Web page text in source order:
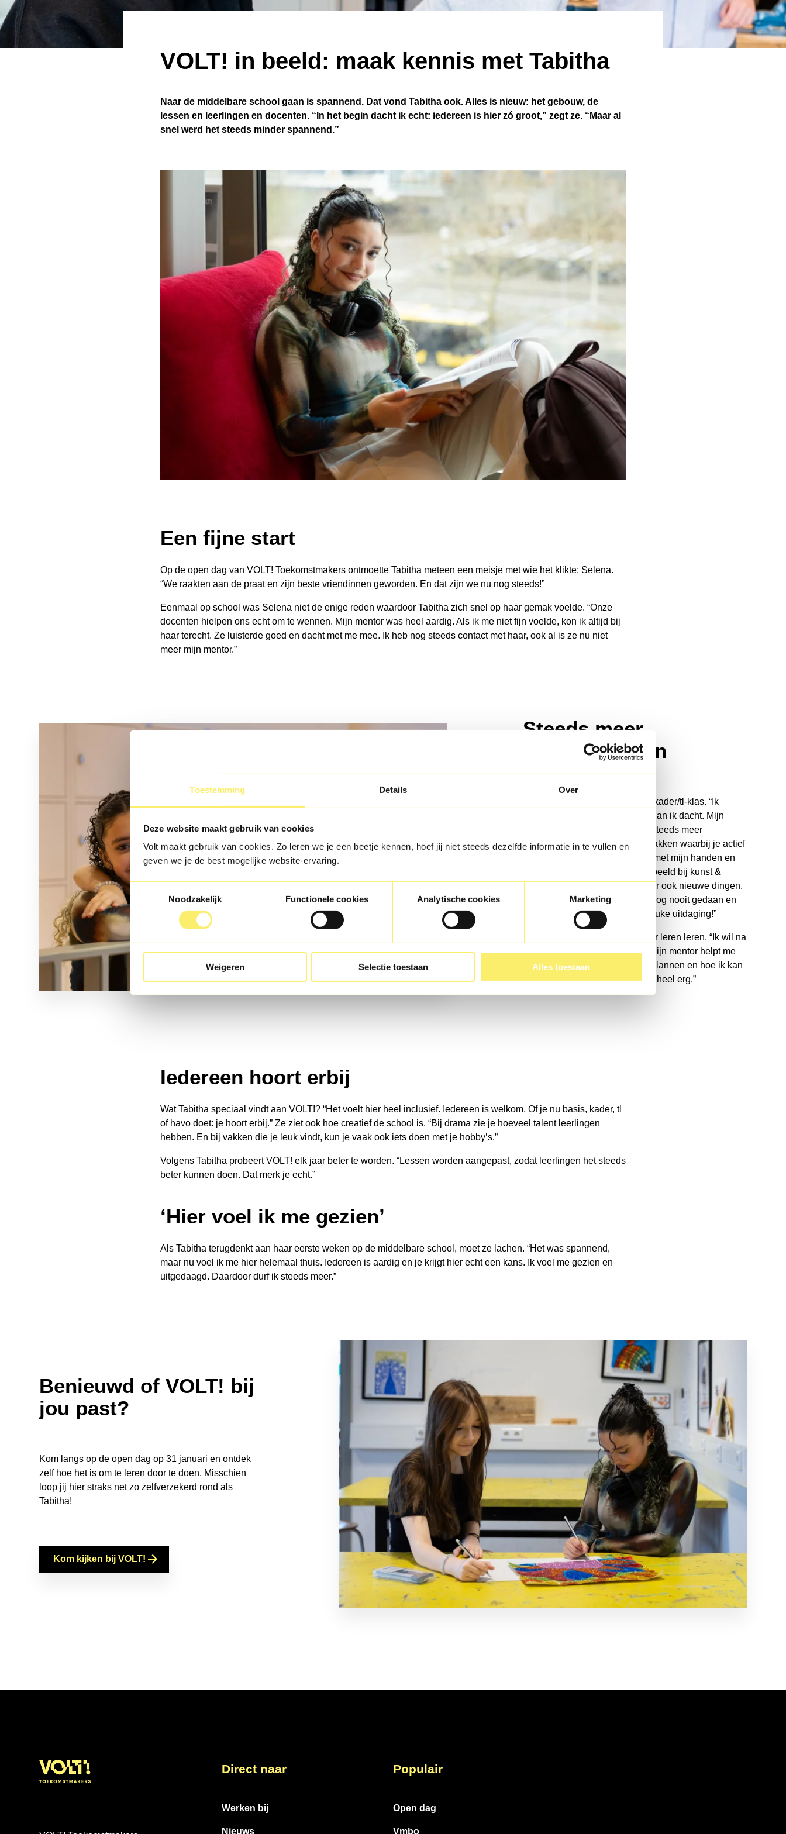
Toestemming Details Over
Deze website maakt gebruik van cookies
Volt maakt gebruik van cookies. Zo leren we je een beetje kennen, hoef jij niet steeds dezelfde informatie in te vullen en
geven we je de best mogelijke website-ervaring.
Toestemmingsselectie
Noodzakelijk
Functionele cookies Analytische cookies Marketing
Weigeren Selectie toestaan Alles toestaan
Jongerenrechtbank
Onderwijskwaliteit
Ondersteuning
Solidariteitsfonds VOLT! in beeld: maak kennis met Tabitha
Naar de middelbare school gaan is spannend. Dat vond Tabitha ook. Alles is nieuw: het gebouw, de
lessen en leerlingen en docenten. “In het begin dacht ik echt: iedereen is hier zó groot,” zegt ze. “Maar al
snel werd het steeds minder spannend.”
Een fijne start
Op de open dag van VOLT! Toekomstmakers ontmoette Tabitha meteen een meisje met wie het klikte: Selena.
“We raakten aan de praat en zijn beste vriendinnen geworden. En dat zijn we nu nog steeds!”
Eenmaal op school was Selena niet de enige reden waardoor Tabitha zich snel op haar gemak voelde. “Onze
docenten hielpen ons echt om te wennen. Mijn mentor was heel aardig. Als ik me niet fijn voelde, kon ik altijd bij
haar terecht. Ze luisterde goed en dacht met me mee. Ik heb nog steeds contact met haar, ook al is ze nu niet
meer mijn mentor.”
Steeds meer
zelfvertrouwen
Tabitha begon op VOLT! in een kader/tl-klas. “Ik
ontdek nu dat ik veel meer kan dan ik dacht. Mijn
cijfers gaan omhoog en ik krijg steeds meer
zelfvertrouwen.” Ze houdt van vakken waarbij je actief
bezig bent. “Ik vind het leuk om met mijn handen en
mijn lichaam te werken. Bijvoorbeeld bij kunst &
cultuur en bij gym. We leren daar ook nieuwe dingen,
zoals speerwerpen. Dat had ik nog nooit gedaan en
dat is best technisch, dus een leuke uitdaging!”
Maar Tabitha wil ook graag beter leren leren. “Ik wil na
de tl graag door naar de havo. Mijn mentor helpt me
daarbij. Hij leert me hoe ik kan plannen en hoe ik kan
leren voor toetsen. Dat helpt me heel erg.”
Iedereen hoort erbij
Wat Tabitha speciaal vindt aan VOLT!? “Het voelt hier heel inclusief. Iedereen is welkom. Of je nu basis, kader, tl
of havo doet: je hoort erbij.” Ze ziet ook hoe creatief de school is. “Bij drama zie je hoeveel talent leerlingen
hebben. En bij vakken die je leuk vindt, kun je vaak ook iets doen met je hobby’s.”
Volgens Tabitha probeert VOLT! elk jaar beter te worden. “Lessen worden aangepast, zodat leerlingen het steeds
beter kunnen doen. Dat merk je echt.”
‘Hier voel ik me gezien’
Als Tabitha terugdenkt aan haar eerste weken op de middelbare school, moet ze lachen. “Het was spannend,
maar nu voel ik me hier helemaal thuis. Iedereen is aardig en je krijgt hier echt een kans. Ik voel me gezien en
uitgedaagd. Daardoor durf ik steeds meer.”
Benieuwd of VOLT! bij
jou past?
Kom langs op de open dag op 31 januari en ontdek
zelf hoe het is om te leren door te doen. Misschien
loop jij hier straks net zo zelfverzekerd rond als
Tabitha!
Kom kijken bij VOLT!
Direct naar
Werken bij
Nieuws
Populair
Open dag
Vmbo